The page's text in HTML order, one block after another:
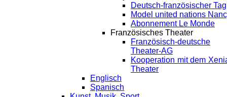
Deutsch-französischer Tag
Model united nations
Abonnement Le Monde
Französisches Theater
Französisch-deutsche
Theater-AG
Kooperation mit dem
Theater
Englisch
Spanisch